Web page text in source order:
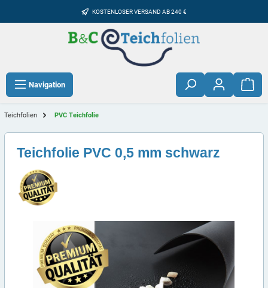
KOSTENLOSER VERSAND AB 240 €
Navigation
Teichfolien PVC Teichfolie
Teichfolie PVC 0,5 mm schwarz